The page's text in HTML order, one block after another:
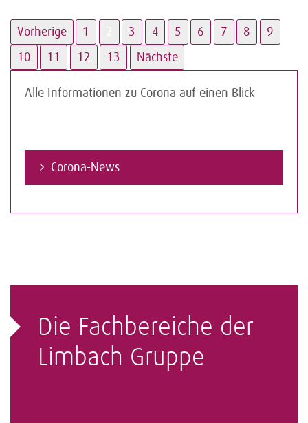
Vorherige 1 3 4 5 6 7 8
9
10
11 12 13 Nächste
Alle Informationen zu Corona auf einen Blick
Corona-News
Die Fachbereiche der
Limbach Gruppe